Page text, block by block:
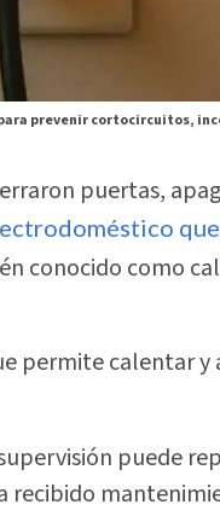
prevenir cortocircuitos,
puertas,
conocido como
permite calentar y
puede
recibido